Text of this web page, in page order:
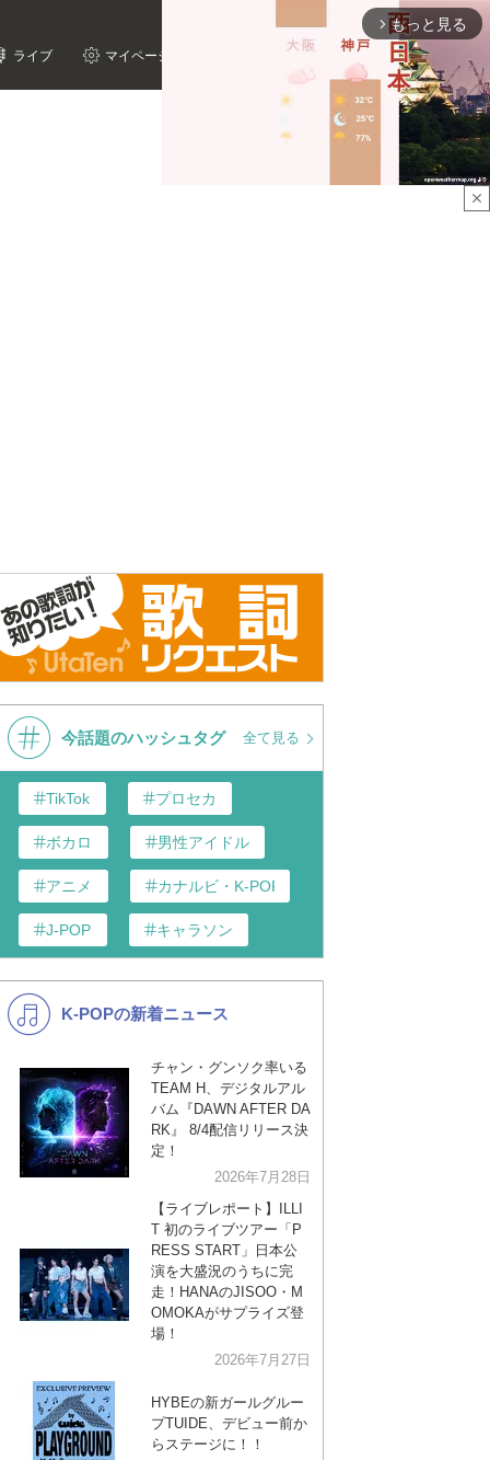
ライブ マイページ
幕【 Butterfly 】 BTS
BTS - Butterfly, 방탄소년단 - 버
터플라이, Show Music core
20160102
close
arrow_forward_ios もっと見る
今話題のハッシュタグ 全て見る
TikTok プロセカ
ボカロ 男性アイドル
アニメ カナルビ・K-POP和訳
J-POP キャラソン
K-POP 演歌・歌謡
洋楽
VTuber ディズニー
K-POPの新着ニュース
チャン・グンソク率いる
TEAM H、デジタルアル
バム『DAWN AFTER DA
RK』 8/4配信リリース決
定！
2026年7月28日
【ライブレポート】ILLI
T 初のライブツアー「P
RESS START」日本公
演を大盛況のうちに完
走！HANAのJISOO・M
OMOKAがサプライズ登
場！
2026年7月27日
HYBEの新ガールグルー
プTUIDE、デビュー前か
らステージに！！